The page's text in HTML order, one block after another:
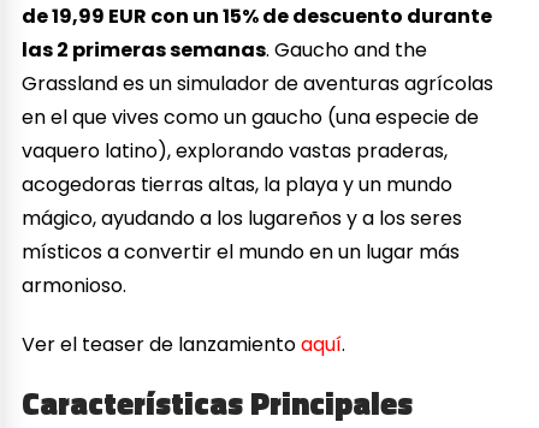
de 19,99 EUR con un 15% de descuento durante
las 2 primeras semanas. Gaucho and the
Grassland es un simulador de aventuras agrícolas
en el que vives como un gaucho (una especie de
vaquero latino), explorando vastas praderas,
acogedoras tierras altas, la playa y un mundo
mágico, ayudando a los lugareños y a los seres
místicos a convertir el mundo en un lugar más
armonioso.
Ver el teaser de lanzamientoaquí.
Características Principales